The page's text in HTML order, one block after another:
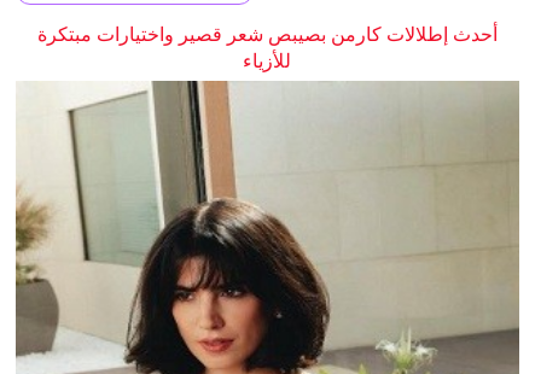
أحدث إطلالات كارمن بصيبص شعر قصير واختيارات مبتكرة
للأزياء